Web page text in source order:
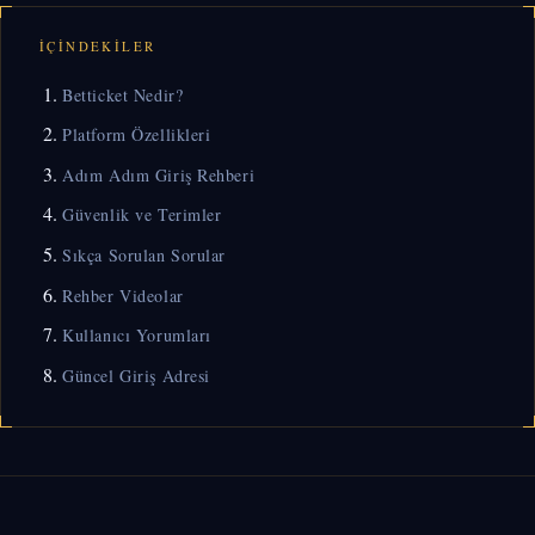
İÇINDEKILER
Betticket Nedir?
Platform Özellikleri
Adım Adım Giriş Rehberi
Güvenlik ve Terimler
Sıkça Sorulan Sorular
Rehber Videolar
Kullanıcı Yorumları
Güncel Giriş Adresi